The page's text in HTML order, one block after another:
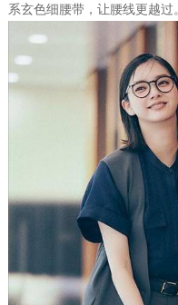
系玄色细腰带，让腰线更越过。